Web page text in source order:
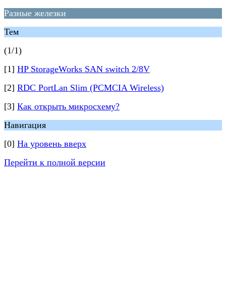
Разные железки
Тем
(1/1)
[1] HP StorageWorks SAN switch 2/8V
[2] RDC PortLan Slim (PCMCIA Wireless)
[3] Как открыть микросхему?
Навигация
[0] На уровень вверх
Перейти к полной версии